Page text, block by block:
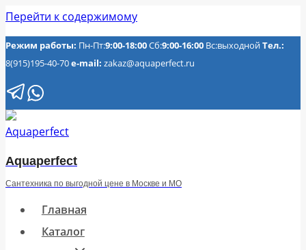
Перейти к содержимому
Режим работы: Пн-Пт:9:00-18:00Сб:9:00-16:00 Вс:выходнойТел.:
8(915)195-40-70e-mail: zakaz@aquaperfect.ru
Aquaperfect
Сантехника по выгодной цене в Москве и МО
Главная
Каталог